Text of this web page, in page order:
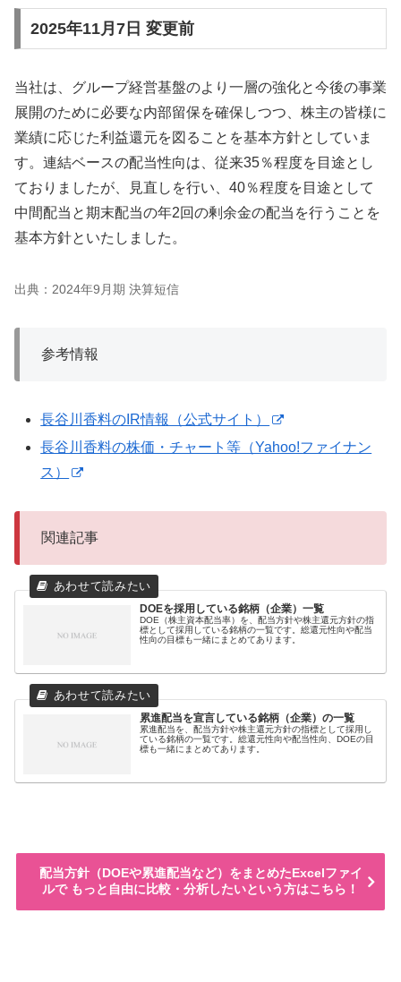
2025年11月7日 変更前
当社は、グループ経営基盤のより一層の強化と今後の事業
展開のために必要な内部留保を確保しつつ、株主の皆様に
業績に応じた利益還元を図ることを基本方針としていま
す。連結ベースの配当性向は、従来35％程度を目途とし
ておりましたが、見直しを行い、40％程度を目途として
中間配当と期末配当の年2回の剰余金の配当を行うことを
基本方針といたしました。
出典：2024年9月期 決算短信
参考情報
長谷川香料のIR情報（公式サイト）
長谷川香料の株価・チャート等（Yahoo!ファイナン
ス）
関連記事
DOEを採用している銘柄（企業）一覧
DOE（株主資本配当率）を、配当方針や株主還元方針の指
標として採用している銘柄の一覧です。総還元性向や配当
性向の目標も一緒にまとめてあります。
累進配当を宣言している銘柄（企業）の一覧
累進配当を、配当方針や株主還元方針の指標として採用し
ている銘柄の一覧です。総還元性向や配当性向、DOEの目
標も一緒にまとめてあります。
配当方針（DOEや累進配当など）をまとめたExcelファイ
ルで もっと自由に比較・分析したいという方はこちら！